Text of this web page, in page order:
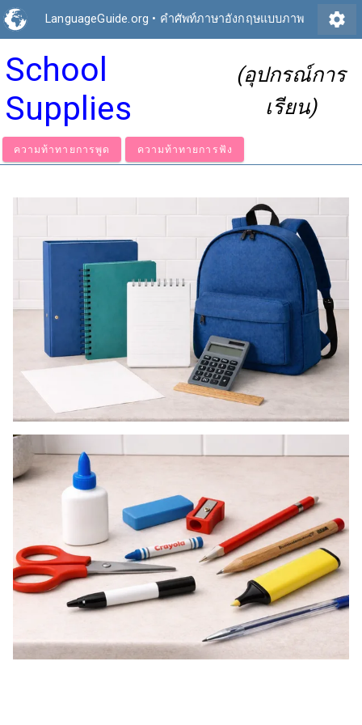
LanguageGuide.org • คำศัพท์ภาษาอังกฤษแบบภาพ settings
School
Supplies
(อุปกรณ์การ
เรียน)